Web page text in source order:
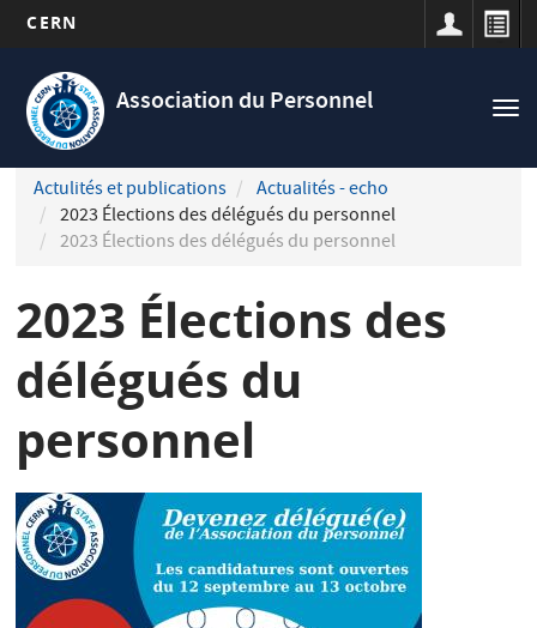
contenu
principal
CERN
Association du Personnel
Navigation
principale
Actulités et publications
Actualités - echo
2023 Élections des délégués du personnel
2023 Élections des délégués du personnel
2023 Élections des
délégués du
personnel